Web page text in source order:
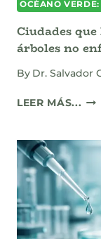
OCÉANO
Ciudades
árboles no
By Dr. Salvador
LEER MÁS...
NO
TU